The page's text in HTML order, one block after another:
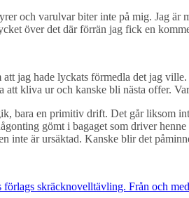
och varulvar biter inte på mig. Jag
över det där förrän jag fick en
jag hade lyckats förmedla det jag
kliva ur och kanske bli nästa offer.
bara en primitiv drift. Det går liksom
gömt i bagaget som driver
inte är ursäktad. Kanske blir det
skräcknovelltävling. Från och